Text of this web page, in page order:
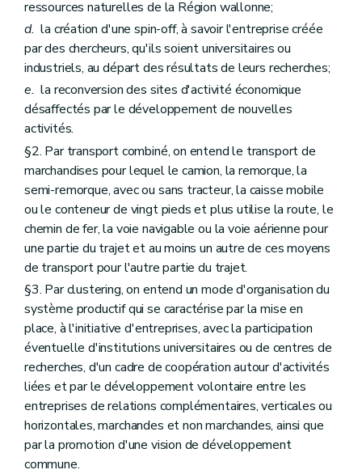
ressources naturelles de la Région wallonne;
d. la création d'une spin-off, à savoir l'entreprise créée
par des chercheurs, qu'ils soient universitaires ou
industriels, au départ des résultats de leurs recherches;
e. la reconversion des sites d'activité économique
désaffectés par le développement de nouvelles
activités.
§2. Par transport combiné, on entend le transport de
marchandises pour lequel le camion, la remorque, la
semi-remorque, avec ou sans tracteur, la caisse mobile
ou le conteneur de vingt pieds et plus utilise la route, le
chemin de fer, la voie navigable ou la voie aérienne pour
une partie du trajet et au moins un autre de ces moyens
de transport pour l'autre partie du trajet.
§3. Par clustering, on entend un mode d'organisation du
système productif qui se caractérise par la mise en
place, à l'initiative d'entreprises, avec la participation
éventuelle d'institutions universitaires ou de centres de
recherches, d'un cadre de coopération autour d'activités
liées et par le développement volontaire entre les
entreprises de relations complémentaires, verticales ou
horizontales, marchandes et non marchandes, ainsi que
par la promotion d'une vision de développement
commune.